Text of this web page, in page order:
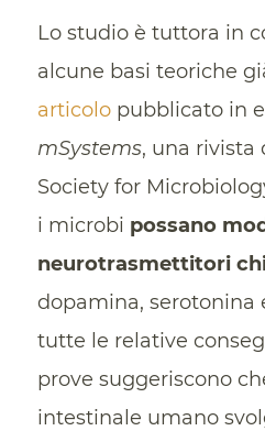
Lo studio è tuttora in
alcune basi teoriche
articolopubblicato in
mSystems, una rivista
Society for
i microbi possano
neurotrasmettitori
dopamina, serotonina
tutte le relative
prove suggeriscono
intestinale umano